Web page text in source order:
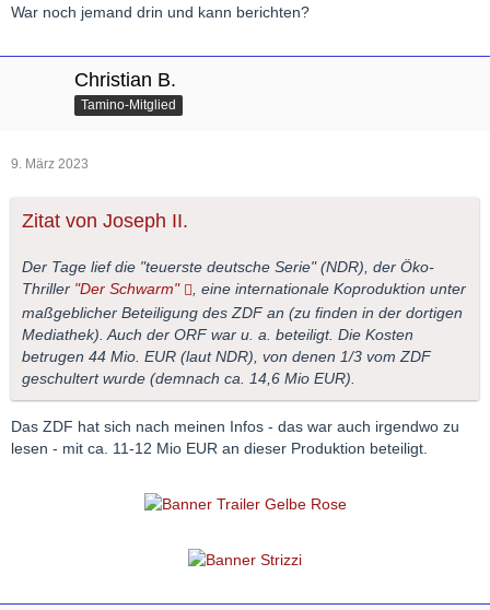
War noch jemand drin und kann berichten?
Christian B.
Tamino-Mitglied
9. März 2023
Zitat von Joseph II.
Der Tage lief die "teuerste deutsche Serie" (NDR), der Öko-
Thriller "Der Schwarm"
, eine internationale Koproduktion unter
maßgeblicher Beteiligung des ZDF an (zu finden in der dortigen
Mediathek). Auch der ORF war u. a. beteiligt. Die Kosten
betrugen 44 Mio. EUR (laut NDR), von denen 1/3 vom ZDF
geschultert wurde (demnach ca. 14,6 Mio EUR).
Das ZDF hat sich nach meinen Infos - das war auch irgendwo zu
lesen - mit ca. 11-12 Mio EUR an dieser Produktion beteiligt.